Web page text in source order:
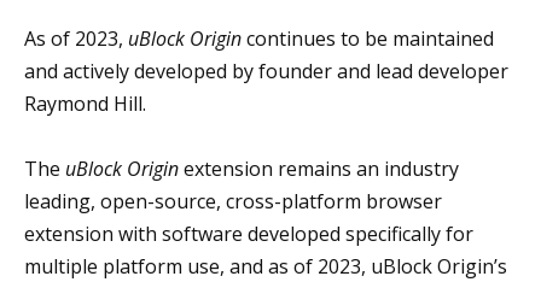
As of 2023, uBlock Origincontinues to be maintained
and actively developed by founder and lead developer
Raymond Hill.
The uBlock Originextension remains an industry
leading, open-source, cross-platform browser
extension with software developed specifically for
multiple platform use, and as of 2023, uBlock Origin’s